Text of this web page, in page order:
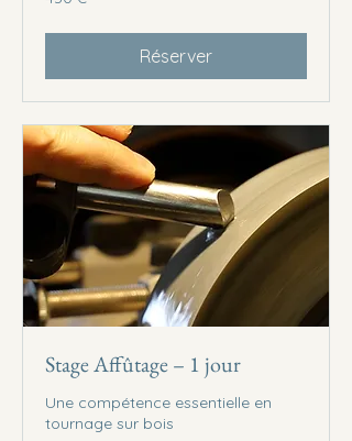
euros
Réserver
Stage Affûtage – 1 jour
Une compétence essentielle en
tournage sur bois